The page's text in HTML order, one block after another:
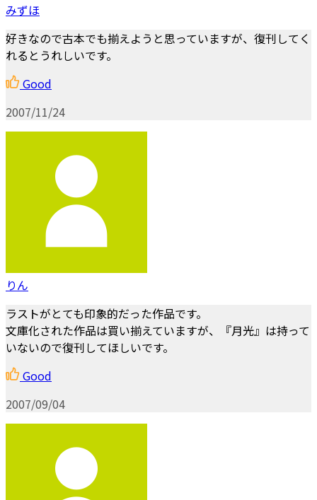
みずほ
好きなので古本でも揃えようと思っていますが、復刊してく
れるとうれしいです。
Good
2007/11/24
りん
ラストがとても印象的だった作品です。
文庫化された作品は買い揃えていますが、『月光』は持って
いないので復刊してほしいです。
Good
2007/09/04